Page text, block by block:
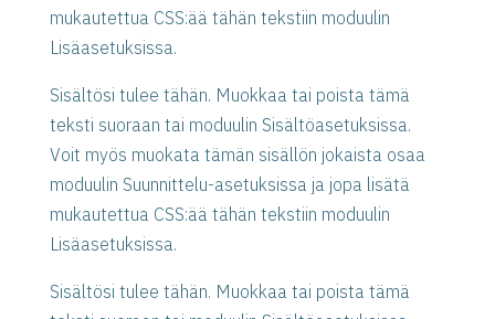
mukautettua CSS:ää tähän tekstiin moduulin
Lisäasetuksissa.
Sisältösi tulee tähän. Muokkaa tai poista tämä
teksti suoraan tai moduulin Sisältöasetuksissa.
Voit myös muokata tämän sisällön jokaista osaa
moduulin Suunnittelu-asetuksissa ja jopa lisätä
mukautettua CSS:ää tähän tekstiin moduulin
Lisäasetuksissa.
Sisältösi tulee tähän. Muokkaa tai poista tämä